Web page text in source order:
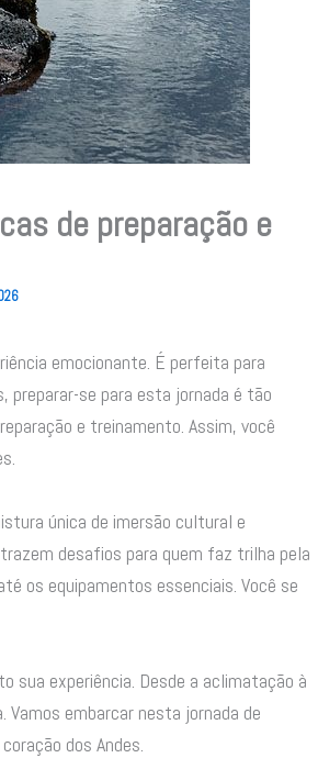
de preparação e
emocionante. É perfeita para
preparar-se para esta jornada é tão
e treinamento. Assim, você
única de imersão cultural e
desafios para quem faz trilha pela
os equipamentos essenciais. Você se
sua experiência. Desde a aclimatação à
embarcar nesta jornada de
dos Andes.